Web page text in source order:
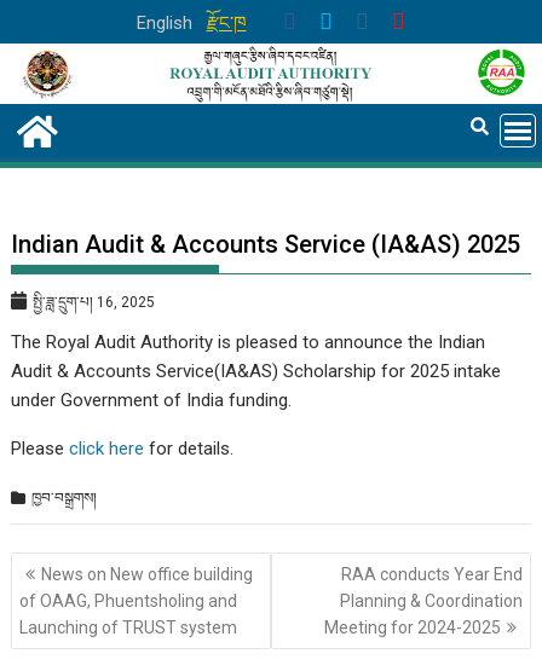
to
content
English རྫོང་ཁ
Indian Audit & Accounts Service (IA&AS) 2025
སྤྱི་ཟླ་དྲུག་པ། 16, 2025
The Royal Audit Authority is pleased to announce the Indian
Audit & Accounts Service(IA&AS) Scholarship for 2025 intake
under Government of India funding.
Pleaseclick here for details.
ཁྱབ་བསྒྲགས།
Post
གི་
འགྲུལ་
ལམ།
News on New office building
of OAAG, Phuentsholing and
Launching of TRUST system
RAA conducts Year End
Planning & Coordination
Meeting for 2024-2025